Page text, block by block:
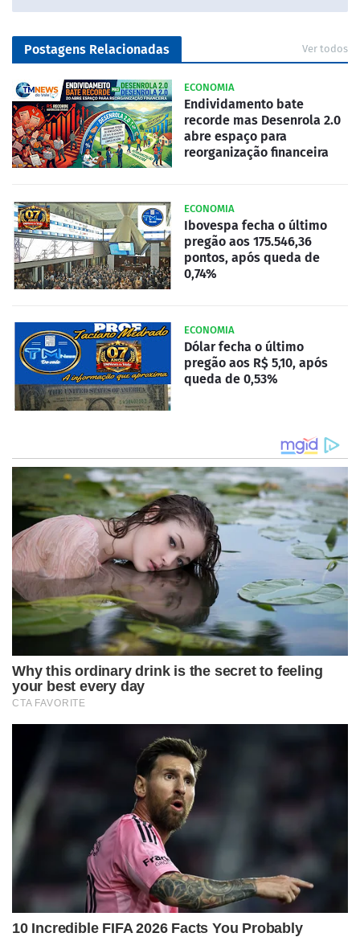
Postagens Relacionadas Ver todos
ECONOMIA
Endividamento bate
recorde mas Desenrola 2.0
abre espaço para
reorganização financeira
ECONOMIA
Ibovespa fecha o último
pregão aos 175.546,36
pontos, após queda de
0,74%
ECONOMIA
Dólar fecha o último
pregão aos R$ 5,10, após
queda de 0,53%